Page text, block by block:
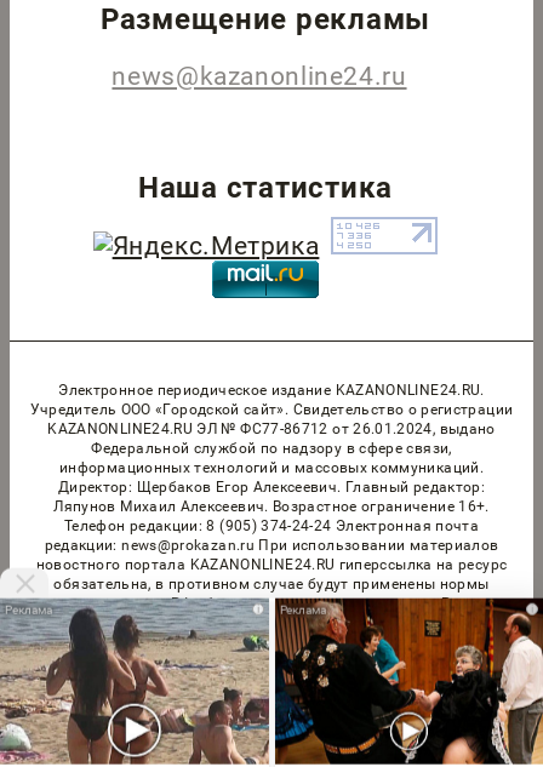
Размещение рекламы
news@kazanonline24.ru
Наша статистика
Электронное периодическое издание KAZANONLINE24.RU.
Учредитель ООО «Городской сайт». Cвидетельство о регистрации
KAZANONLINE24.RU ЭЛ № ФС77-86712 от 26.01.2024, выдано
Федеральной службой по надзору в сфере связи,
информационных технологий и массовых коммуникаций.
Директор: Щербаков Егор Алексеевич. Главный редактор:
Ляпунов Михаил Алексеевич. Возрастное ограничение 16+.
Телефон редакции: 8 (905) 374-24-24 Электронная почта
редакции: news@prokazan.ru При использовании материалов
новостного портала KAZANONLINE24.RU гиперссылка на ресурс
обязательна, в противном случае будут применены нормы
законодательства РФ об авторских и смежных правах. Редакция
портала не несет ответственности за комментарии и материалы
пользователей, размещенные на сайте KAZANONLINE24.RU и его
субдоменах. Правила применения рекомендательных технологий
в виджетах рекламно-обменной сети«СМИ2» (PDF) , «Sparrow»
(PDF)
i i